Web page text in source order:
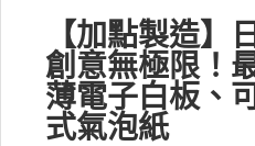
【加點製造】
創意無極限！
薄電子白板、
式氣泡紙